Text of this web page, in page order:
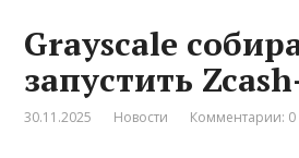
Grayscale
запустить
30.11.2025 Новости Комментарии: 0